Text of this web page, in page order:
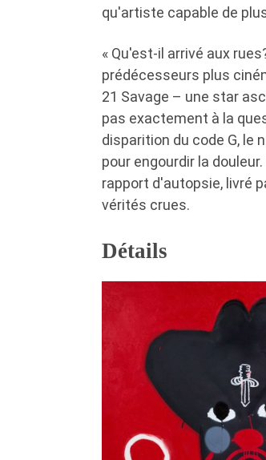
qu'artiste capable de
« Qu'est-il arrivé aux
prédécesseurs plus
21 Savage – une star
pas exactement à la
disparition du code G,
pour engourdir la
rapport d'autopsie, livré
vérités crues.
Détails